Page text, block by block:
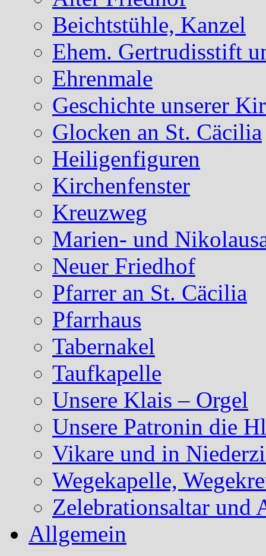
Beichtstühle, Kanzel
Ehem. Gertrudisstift
Ehrenmale
Geschichte unserer
Glocken an St. Cäcilia
Heiligenfiguren
Kirchenfenster
Kreuzweg
Marien- und
Neuer Friedhof
Pfarrer an St. Cäcilia
Pfarrhaus
Tabernakel
Taufkapelle
Unsere Klais – Orgel
Unsere Patronin die
Vikare und in
Wegekapelle,
Zelebrationsaltar und
Allgemein